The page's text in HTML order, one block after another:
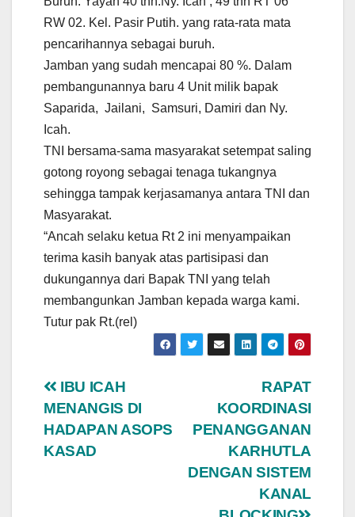
RW 02. Kel. Pasir Putih. yang rata-rata mata
pencarihannya sebagai buruh.
Jamban yang sudah mencapai 80 %. Dalam
pembangunannya baru 4 Unit milik bapak
Saparida, Jailani, Samsuri, Damiri dan Ny.
Icah.
TNI bersama-sama masyarakat setempat saling
gotong royong sebagai tenaga tukangnya
sehingga tampak kerjasamanya antara TNI dan
Masyarakat.
“Ancah selaku ketua Rt 2 ini menyampaikan
terima kasih banyak atas partisipasi dan
dukungannya dari Bapak TNI yang telah
membangunkan Jamban kepada warga kami.
Tutur pak Rt.(rel)
Navigasi
pos
RAPAT
KOORDINASI
PENANGGANAN
KARHUTLA
DENGAN SISTEM
KANAL
IBU ICAH
MENANGIS DI
HADAPAN ASOPS
KASAD